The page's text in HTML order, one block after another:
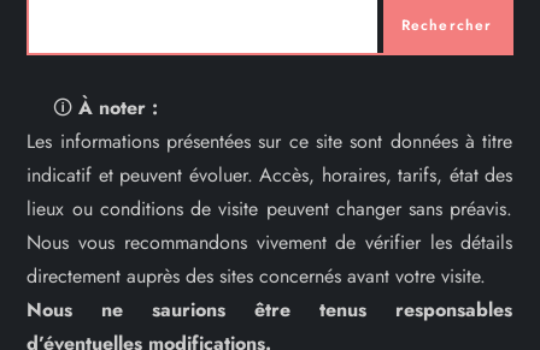
Rechercher
🛈À noter :
Les informations présentées sur ce site sont données à titre
indicatif et peuvent évoluer. Accès, horaires, tarifs, état des
lieux ou conditions de visite peuvent changer sans préavis.
Nous vous recommandons vivement de vérifier les détails
directement auprès des sites concernés avant votre visite.
Nous ne saurions être tenus responsables
d’éventuelles modifications.